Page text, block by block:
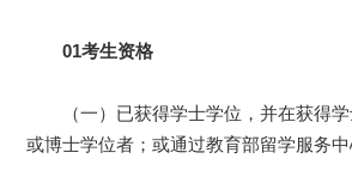
01考生资格
（一）已获得学士学位，并在获得学
或博士学位者；或通过教育部留学服务